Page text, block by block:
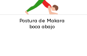
Postura de Makara
boca abajo